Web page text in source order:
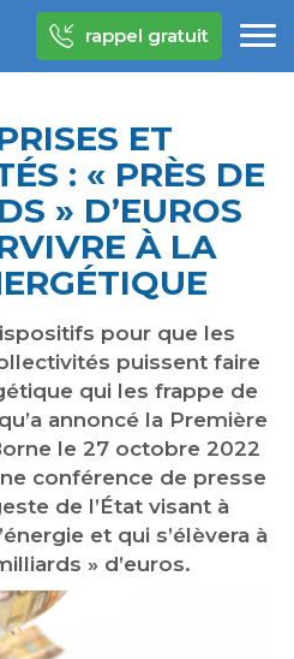
rappel gratuit
ET
: « PRÈS DE
» D’EUROS
À LA
pour que les
puissent faire
qui les frappe de
annoncé la Première
le 27 octobre 2022
conférence de presse
de l’État visant à
et qui s’élèvera à
» d’euros.